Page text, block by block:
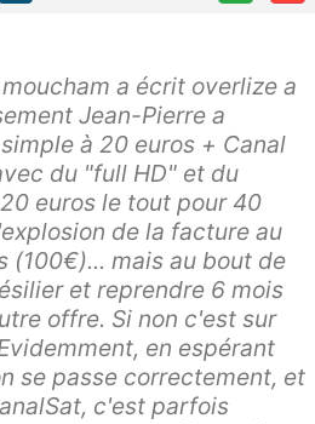
a écrit overlize a
Jean-Pierre a
à 20 euros + Canal
du "full HD" et du
euros le tout pour 40
de la facture au
(100€)... mais au bout de
et reprendre 6 mois
offre. Si non c'est sur
en espérant
se passe correctement, et
c'est parfois